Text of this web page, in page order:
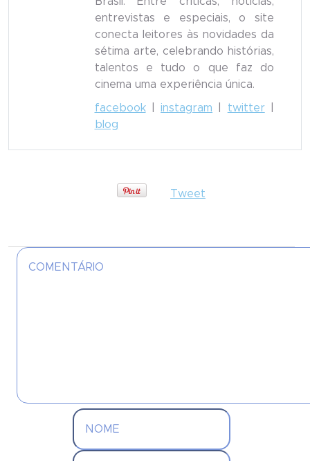
entrevistas e especiais, o site
conecta leitores às novidades da
sétima arte, celebrando histórias,
talentos e tudo o que faz do
cinema uma experiência única.
facebook|instagram twitter|
blog
Tweet